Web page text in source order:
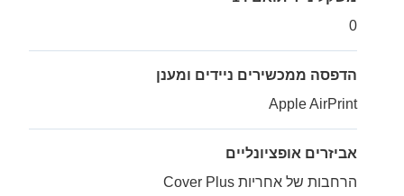
0
הדפסה ממכשירים ניידים ומענן
Apple AirPrint
אביזרים אופציונליים
הרחבות של אחריות Cover Plus